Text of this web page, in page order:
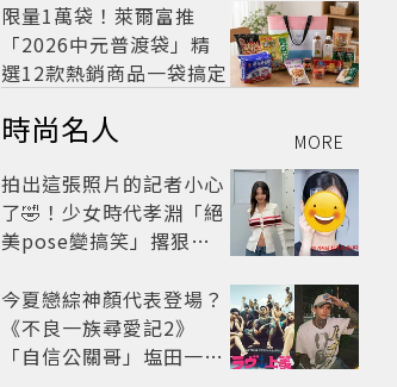
限量1萬袋！萊爾富推
「2026中元普渡袋」精
選12款熱銷商品一袋搞定
時尚名人 MORE
拍出這張照片的記者小心
了🤣！少女時代孝淵「絕
美pose變搞笑」撂狠
今夏戀綜神顏代表登場？
《不良一族尋愛記2》
「自信公關哥」塩田一馬